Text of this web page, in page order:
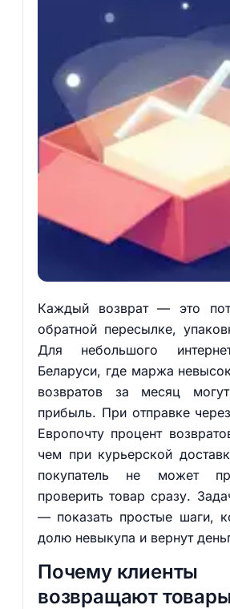
Каждый возврат — это
обратной пересылке,
Для небольшого
Беларуси, где маржа
возвратов за месяц
прибыль. При отправке
Европочту процент
чем при курьерской
покупатель не может
проверить товар сразу.
— показать простые шаги,
долю невыкупа и вернут
Почему клиенты
возвращают